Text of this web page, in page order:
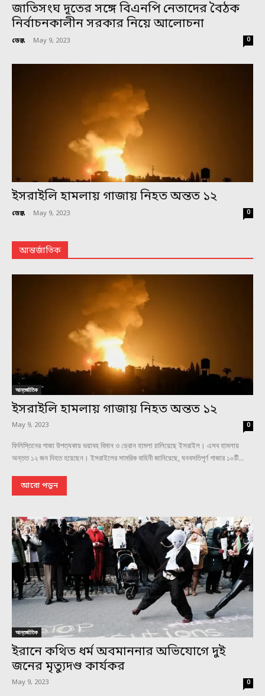
জাতিসংঘ দূতের সঙ্গে বিএনপি নেতাদের বৈঠক
নির্বাচনকালীন সরকার নিয়ে আলোচনা
ডেস্ক - May 9, 2023 0
ইসরাইলি হামলায় গাজায় নিহত অন্তত ১২
ডেস্ক - May 9, 2023 0
আন্তর্জাতিক
আন্তর্জাতিক
ইসরাইলি হামলায় গাজায় নিহত অন্তত ১২
May 9, 2023 0
ফিলিস্তিনের গাজা উপত্যকায় ভয়াবহ বিমান ও ড্রোন হামলা চালিয়েছে ইসরাইল। এসব হামলায়
অন্তত ১২ জন নিহত হয়েছেন। ইসরাইলের সামরিক বাহিনী জানিয়েছে, ঘনবসতিপূর্ণ গাজার ১০টি...
আরো পড়ুন
আন্তর্জাতিক
ইরানে কথিত ধর্ম অবমাননার অভিযোগে দুই
জনের মৃত্যুদণ্ড কার্যকর
May 9, 2023 0